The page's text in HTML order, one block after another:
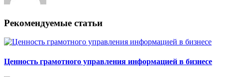
Рекомендуемые статьи
Ценность грамотного управления информацией в бизнесе